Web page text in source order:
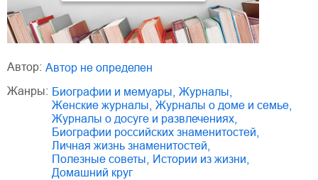
Автор:
Автор не определен
Жанры:
биографии и мемуары журналы
женские журналы
журналы о доме и семье
журналы о досуге и развлечениях
биографии российских знаменитостей
личная жизнь знаменитостей
полезные советы
истории из жизни
домашний круг